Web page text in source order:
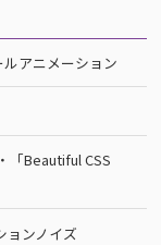
アニメーション
「Beautiful CSS
ョンノイズ